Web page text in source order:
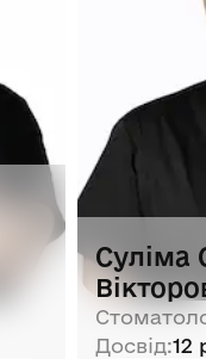
Суліма
Досвід:12